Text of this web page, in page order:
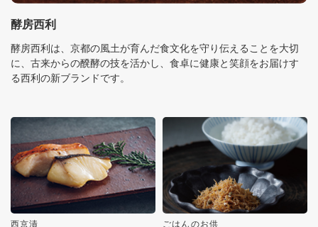
酵房西利
酵房西利は、京都の風土が育んだ食文化を守り伝えることを大切
に、古来からの醗酵の技を活かし、食卓に健康と笑顔をお届けす
る西利の新ブランドです。
西京漬 ごはんのお供